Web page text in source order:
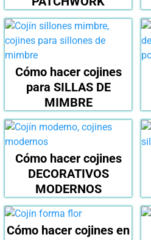
Cómo hacer cojines
para SILLAS DE
MIMBRE
Cómo hacer cojines
DECORATIVOS
MODERNOS
Cómo hacer cojines en